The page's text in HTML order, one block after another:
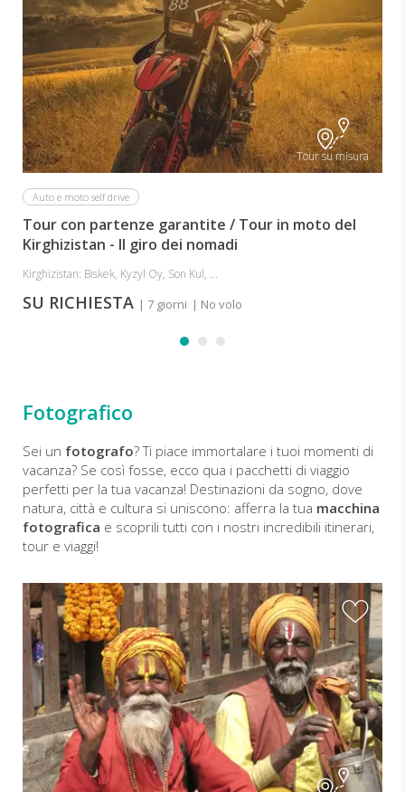
Tour su misura
Auto e moto self drive
Tour con partenze garantite / Tour in moto del
Kirghizistan - Il giro dei nomadi
Kirghizistan: Biskek, Kyzyl Oy, Son Kul, ...
SU RICHIESTA | 7 giorni | No volo
Fotografico
Sei un fotografo? Ti piace immortalare i tuoi momenti di
vacanza? Se così fosse, ecco qua i pacchetti di viaggio
perfetti per la tua vacanza! Destinazioni da sogno, dove
natura, città e cultura si uniscono: afferra la tua macchina
fotografica e scoprili tutti con i nostri incredibili itinerari,
tour e viaggi!